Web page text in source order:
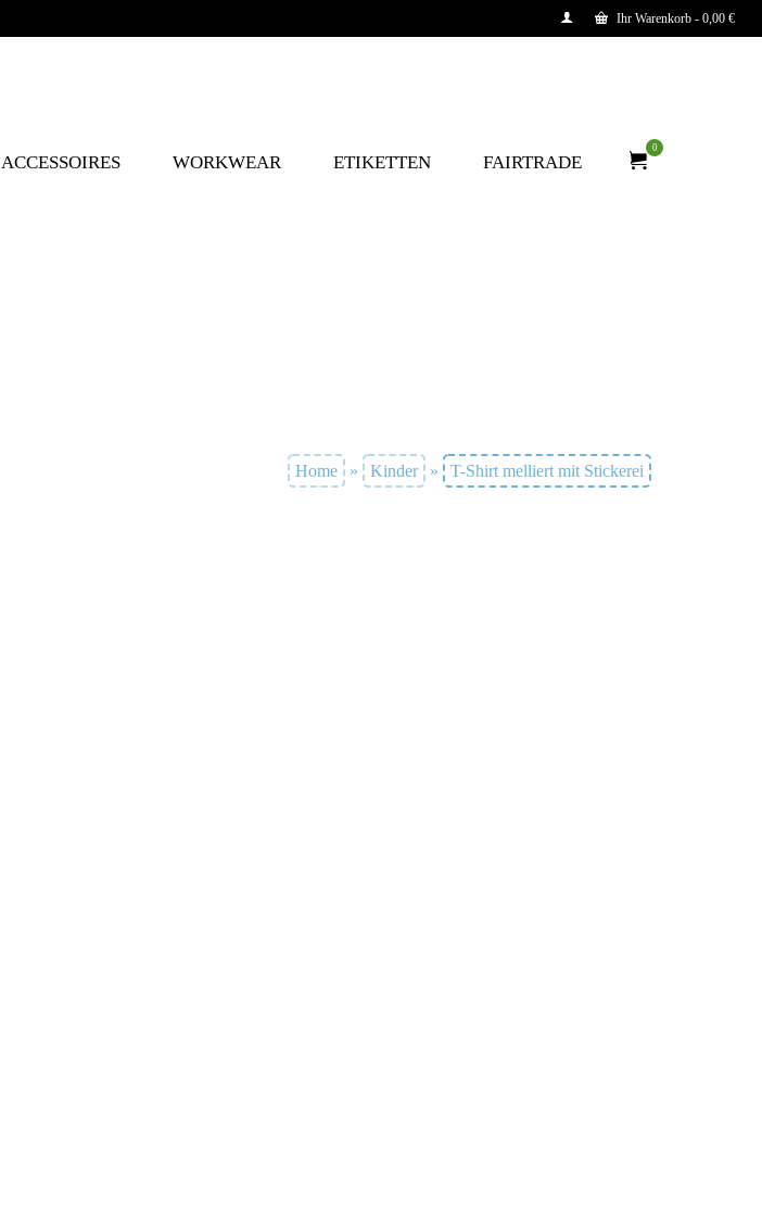
Ihr Warenkorb - 0,00 €
ACCESSOIRES WORKWEAR ETIKETTEN FAIRTRADE
0
Home » Kinder » T-Shirt melliert mit Stickerei